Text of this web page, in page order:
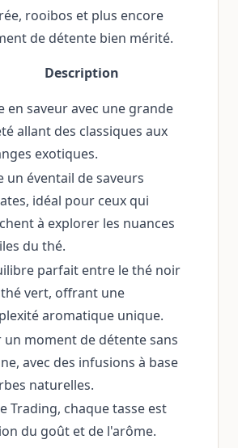
rooibos et plus encore
de détente bien mérité.
Description
en saveur avec une grande
allant des classiques aux
exotiques.
un éventail de saveurs
idéal pour ceux qui
à explorer les nuances
du thé.
parfait entre le thé noir
vert, offrant une
aromatique unique.
un moment de détente sans
avec des infusions à base
naturelles.
Trading, chaque tasse est
du goût et de l'arôme.